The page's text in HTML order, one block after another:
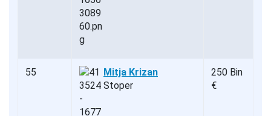
55
Mitja Krizan
Stoper
250 Bin
€